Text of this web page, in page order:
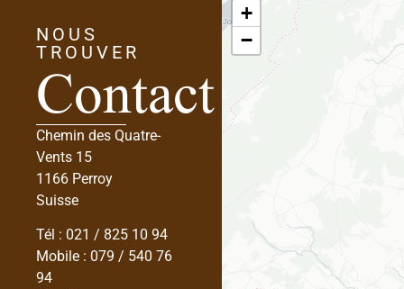
NOUS
TROUVER
Contact
Chemin des Quatre-
Vents 15
1166 Perroy
Suisse
Tél : 021 / 825 10 94
Mobile : 079 / 540 76
94
+
−